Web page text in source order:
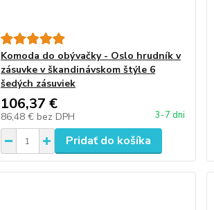
Komoda do obývačky - Oslo hrudník v
zásuvke v škandinávskom štýle 6
šedých zásuviek
106,37 €
86,48 € bez DPH 3-7 dni
Pridať do košíka